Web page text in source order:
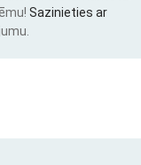
Sazinieties ar